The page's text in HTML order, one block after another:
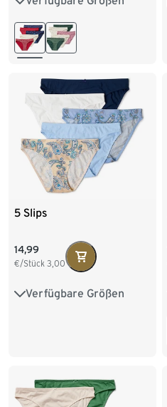
M 40/42
5 Slips
14,99
€/Stück 3,00
Verfügbare Größen
S 36/38 M 40/42